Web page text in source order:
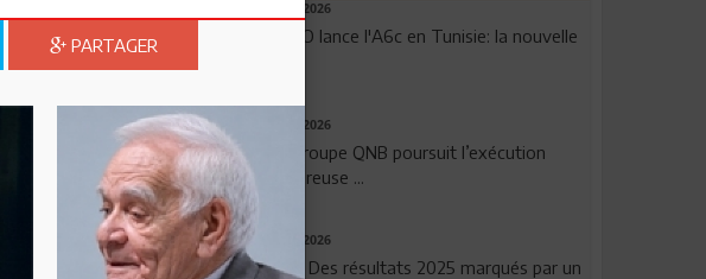
04.08.2026
OPPO lance l'A6c en Tunisie: la nouvelle
29.07.2026
Le Groupe QNB poursuit l’exécution
rigoureuse ...
29.07.2026
TSB: Des résultats 2025 marqués par un
PARTAGER